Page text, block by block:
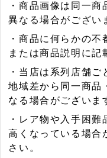
・商品画像は同一
異なる場合がござい
・商品に何らかの
または商品説明に記
・当店は系列店舗ご
地域差から同一商品
なる場合がございま
・レア物や入手困
高くなっている場合
さい。